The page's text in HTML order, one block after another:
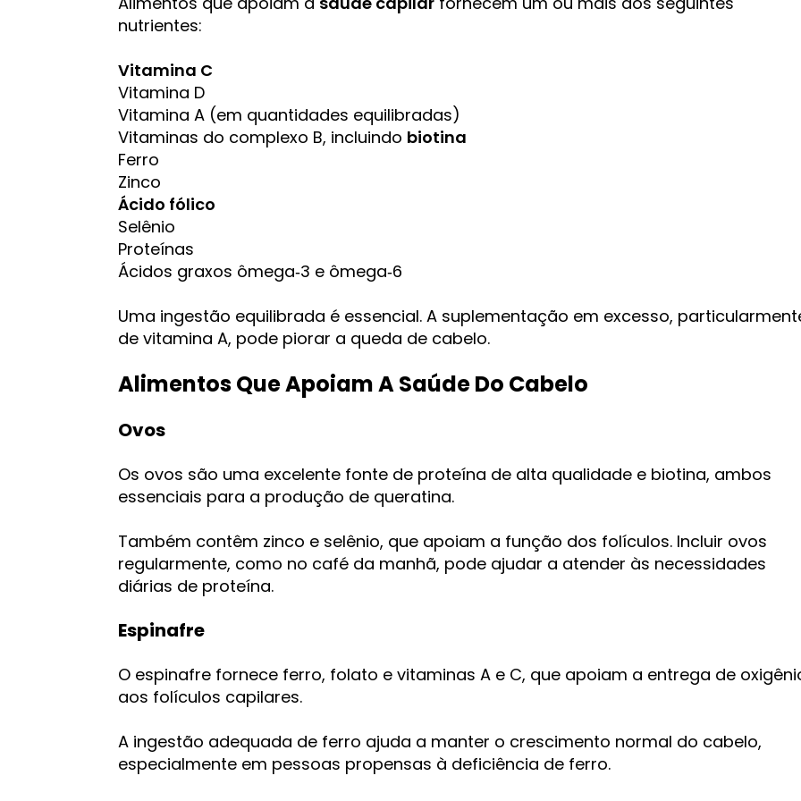
nutrientes:
Vitamina C
Vitamina D
Vitamina A (em quantidades equilibradas)
Vitaminas do complexo B, incluindo biotina
Ferro
Zinco
Ácido fólico
Selênio
Proteínas
Ácidos graxos ômega‑3 e ômega‑6
Uma ingestão equilibrada é essencial. A suplementação em excesso,
de vitamina A, pode piorar a queda de cabelo.
Alimentos Que Apoiam A Saúde Do Cabelo
Ovos
Os ovos são uma excelente fonte de proteína de alta qualidade e biotina, ambos
essenciais para a produção de queratina.
Também contêm zinco e selênio, que apoiam a função dos folículos. Incluir ovos
regularmente, como no café da manhã, pode ajudar a atender às necessidades
diárias de proteína.
Espinafre
O espinafre fornece ferro, folato e vitaminas A e C, que apoiam a entrega de
aos folículos capilares.
A ingestão adequada de ferro ajuda a manter o crescimento normal do cabelo,
especialmente em pessoas propensas à deficiência de ferro.